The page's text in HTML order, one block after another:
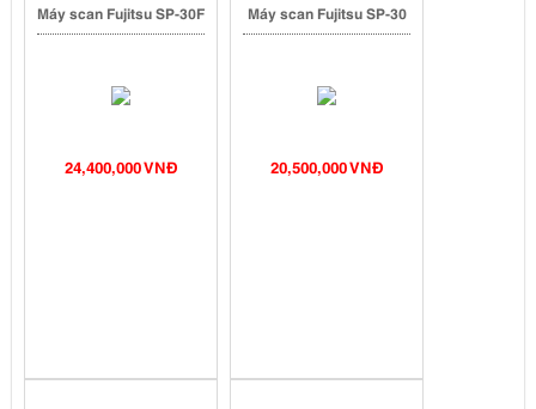
Máy scan Fujitsu SP-30F
24,400,000 VNĐ
Máy scan Fujitsu SP-30
20,500,000 VNĐ